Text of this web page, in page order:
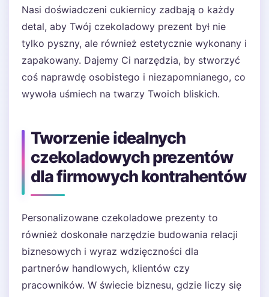
Nasi doświadczeni cukiernicy zadbają o każdy
detal, aby Twój czekoladowy prezent był nie
tylko pyszny, ale również estetycznie wykonany i
zapakowany. Dajemy Ci narzędzia, by stworzyć
coś naprawdę osobistego i niezapomnianego, co
wywoła uśmiech na twarzy Twoich bliskich.
Tworzenie idealnych
czekoladowych prezentów
dla firmowych kontrahentów
Personalizowane czekoladowe prezenty to
również doskonałe narzędzie budowania relacji
biznesowych i wyraz wdzięczności dla
partnerów handlowych, klientów czy
pracowników. W świecie biznesu, gdzie liczy się